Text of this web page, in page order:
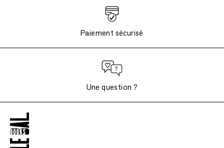
Paiement sécurisé
Une question ?